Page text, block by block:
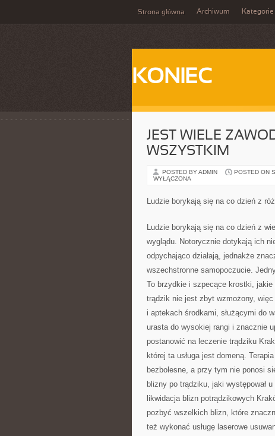
Strona główna Archiwum Kategorie
KONIEC
JEST WIELE
WSZYSTKIM
POSTED BY ADMIN POSTED ON
WYŁĄCZONA
Ludzie borykają się na co dzień z
Ludzie borykają się na co dzień z
wyglądu. Notorycznie dotykają ich
odpychająco działają, jednakże
wszechstronne samopoczucie.
To brzydkie i szpecące krostki,
trądzik nie jest zbyt wzmożony,
i aptekach środkami, służącymi do
urasta do wysokiej rangi i znacznie
postanowić na leczenie trądziku
której ta usługa jest domeną.
bezbolesne, a przy tym nie ponosi
blizny po trądziku, jaki występował
likwidacja blizn potrądzikowych
pozbyć wszelkich blizn, które
też wykonać usługę laserowe